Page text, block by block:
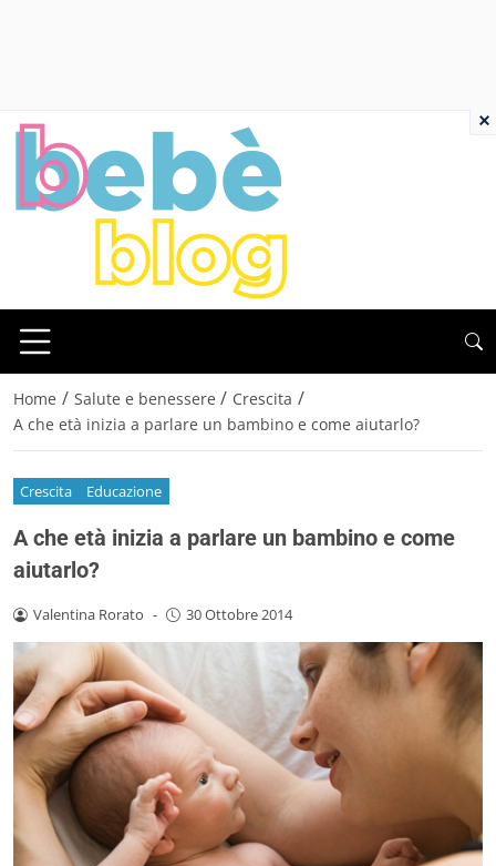
Home / Salute e benessere / Crescita /
A che età inizia a parlare un bambino e come aiutarlo?
Crescita Educazione
A che età inizia a parlare un bambino e come
aiutarlo?
Valentina Rorato - 30 Ottobre 2014
×